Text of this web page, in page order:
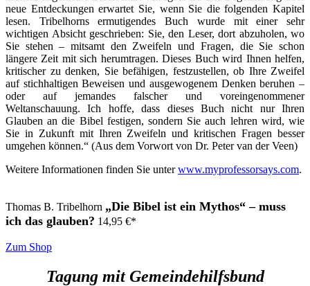
neue Entdeckungen erwartet Sie, wenn Sie die folgenden Kapitel
lesen. Tribelhorns ermutigendes Buch wurde mit einer sehr
wichtigen Absicht geschrieben: Sie, den Leser, dort abzuholen, wo
Sie stehen – mitsamt den Zweifeln und Fragen, die Sie schon
längere Zeit mit sich herumtragen. Dieses Buch wird Ihnen helfen,
kritischer zu denken, Sie befähigen, festzustellen, ob Ihre Zweifel
auf stichhaltigen Beweisen und ausgewogenem Denken beruhen –
oder auf jemandes falscher und voreingenommener
Weltanschauung. Ich hoffe, dass dieses Buch nicht nur Ihren
Glauben an die Bibel festigen, sondern Sie auch lehren wird, wie
Sie in Zukunft mit Ihren Zweifeln und kritischen Fragen besser
umgehen können.“ (Aus dem Vorwort von Dr. Peter van der Veen)
Weitere Informationen finden Sie unterwww.myprofessorsays.com.
Thomas B. Tribelhorn „Die Bibel ist ein Mythos“ – muss
ich das glauben? 14,95 €*
Zum Shop
Tagung mit Gemeindehilfsbund